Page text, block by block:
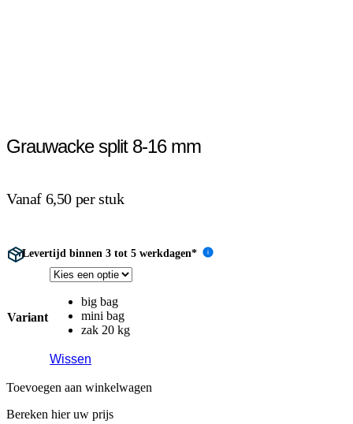
Grauwacke split 8-16 mm
Vanaf 6,50 per stuk
Levertijd binnen 3 tot 5 werkdagen* i
Variant
big bag
mini bag
zak 20 kg
Wissen
Toevoegen aan winkelwagen
Bereken hier uw prijs